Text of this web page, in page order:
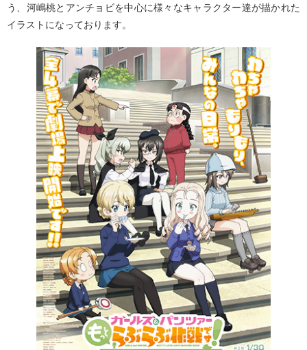
う、河嶋桃とアンチョビを中心に様々なキャラクター達が描かれた
イラストになっております。